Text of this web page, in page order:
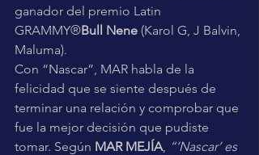
ganador del premio Latin
GRAMMY®Bull Nene (Karol G, J Balvin,
Maluma).
Con “Nascar”, MAR habla de la
felicidad que se siente después de
terminar una relación y comprobar que
fue la mejor decisión que pudiste
tomar. Según MAR MEJÍA
“‘Nascar’ es